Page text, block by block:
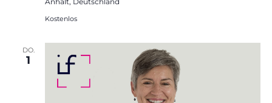
Kostenlos
DO.
1